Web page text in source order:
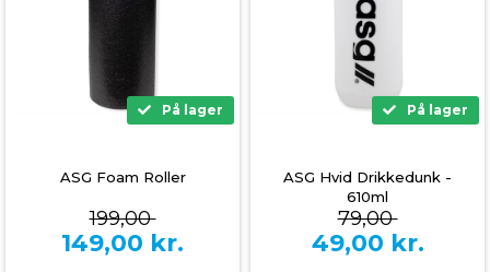
På lager
ASG Foam Roller
199,00
149,00 kr.
På lager
ASG Hvid Drikkedunk -
610ml
79,00
49,00 kr.